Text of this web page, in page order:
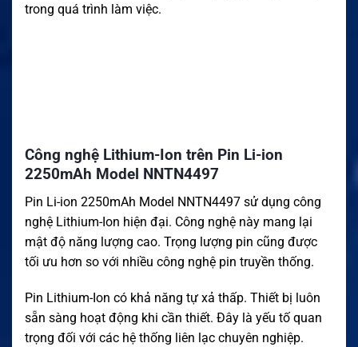
trong quá trình làm việc.
Công nghệ Lithium-Ion trên Pin Li-ion
2250mAh Model NNTN4497
Pin Li-ion 2250mAh Model NNTN4497 sử dụng công
nghệ Lithium-Ion hiện đại. Công nghệ này mang lại
mật độ năng lượng cao. Trọng lượng pin cũng được
tối ưu hơn so với nhiều công nghệ pin truyền thống.
Pin Lithium-Ion có khả năng tự xả thấp. Thiết bị luôn
sẵn sàng hoạt động khi cần thiết. Đây là yếu tố quan
trọng đối với các hệ thống liên lạc chuyên nghiệp.